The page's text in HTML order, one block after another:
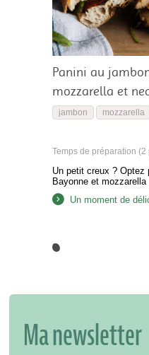
Panini au
mozzarella et
jambon mozzarella
Temps de préparation (2
Un petit creux ? Optez
Bayonne et mozzarella
Un moment de
Ma newsletter